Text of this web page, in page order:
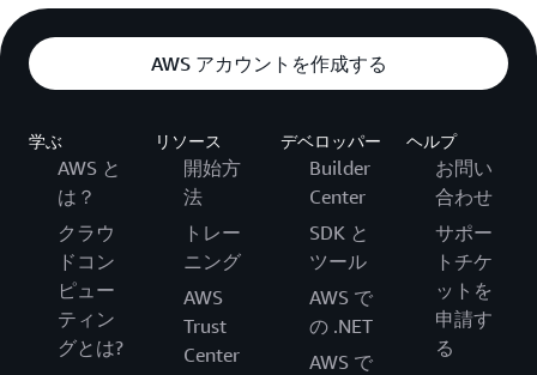
AWS アカウントを作成する
学ぶ
AWS と
は？
クラウ
ドコン
ピュー
ティン
グとは?
リソース
開始方
法
トレー
ニング
AWS
Trust
Center
デベロッパー
Builder
Center
SDK と
ツール
AWS で
の .NET
AWS で
ヘルプ
お問い
合わせ
サポー
トチケ
ットを
申請す
る